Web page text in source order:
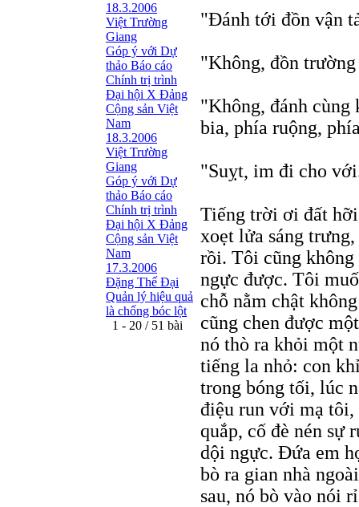
18.3.2006
Việt Trường
Giang
Góp ý với Dự
thảo Báo cáo
Chính trị trình
Đại hội X Đảng
Cộng sản Việt
Nam
18.3.2006
Việt Trường
Giang
Góp ý với Dự
thảo Báo cáo
Chính trị trình
Đại hội X Đảng
Cộng sản Việt
Nam
17.3.2006
Đặng Thế Đại
Quản lý hiệu quả
là chống bóc lột
1 - 20 / 51 bài
"Ðánh tới đồn vận
"Không, đồn
"Không, đánh cùng
bia, phía ruộng,
"Suỵt, im đi cho
Tiếng trời ơi đất
xoẹt lửa sáng
rồi. Tôi cũng không
ngực được. Tôi
chỗ nằm chật
cũng chen được
nó thò ra khỏi một
tiếng la nhỏ: con
trong bóng tối, lúc
điệu run với mạ
quắp, cố đè nén sự
dội ngực. Ðứa em
bò ra gian nhà
sau, nó bò vào nói